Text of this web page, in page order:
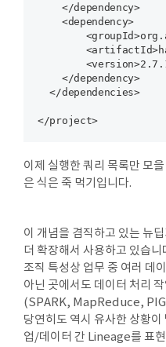
    </dependency>
    <dependency>
    </dependency>
  </dependencies>
이제 실행한 쿼리 목록만 모
은 식은 죽 먹기입니다.
이 개념을 겸직하고 있는 뉴
더 확장해서 사용하고 있습니
조직 특성상 업무 중 여러 데
아닌 곳에서도 데이터 처리
(SPARK, MapReduce,
당연히도 역시 유사한 상황
업/데이터 간 Lineage를 표